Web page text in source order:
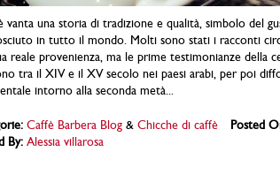
vanta una storia di tradizione e qualità, simbolo del
in tutto il mondo. Molti sono stati i racconti
reale provenienza, ma le prime testimonianze della
tra il XIV e il XV secolo nei paesi arabi, per poi
intorno alla seconda metà...
Caffè Barbera Blog& Chicche di caffè Posted
By: Alessia villarosa